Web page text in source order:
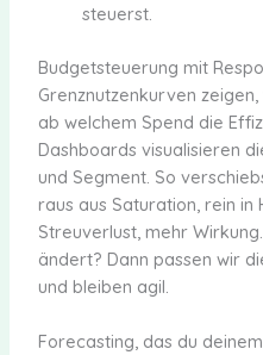
steuerst.
Budgetsteuerung mit
Grenznutzenkurven
ab welchem Spend die
Dashboards visualisieren
und Segment. So
raus aus Saturation, rein
Streuverlust, mehr
ändert? Dann passen wir
und bleiben agil.
Forecasting, das du